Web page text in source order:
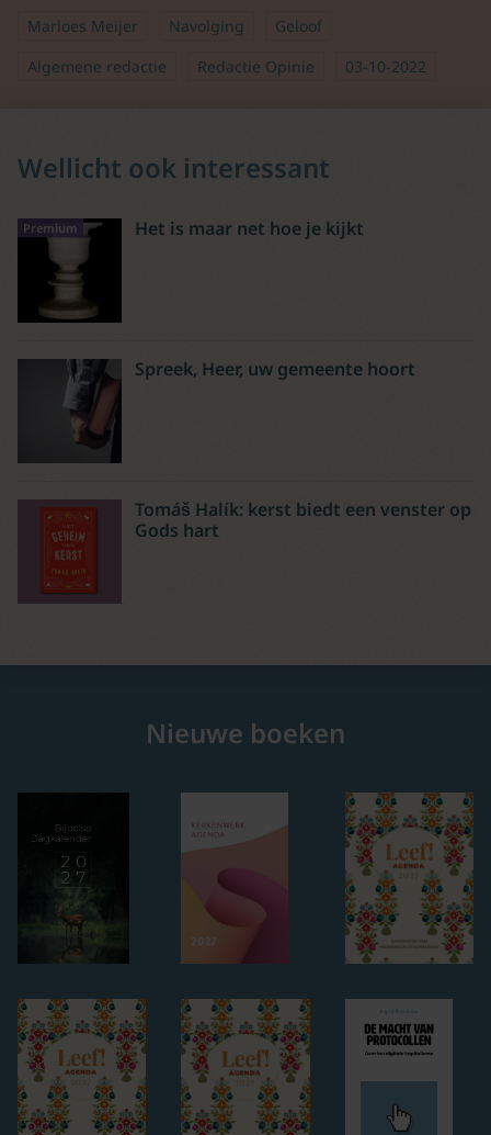
Marloes Meijer Navolging
Geloof
Algemene redactie
Redactie Opinie 03-10-2022
Wellicht ook interessant
Premium Het is maar net hoe je kijkt
Spreek, Heer, uw gemeente hoort
Tomáš Halík: kerst biedt een venster op
Gods hart
Nieuwe boeken